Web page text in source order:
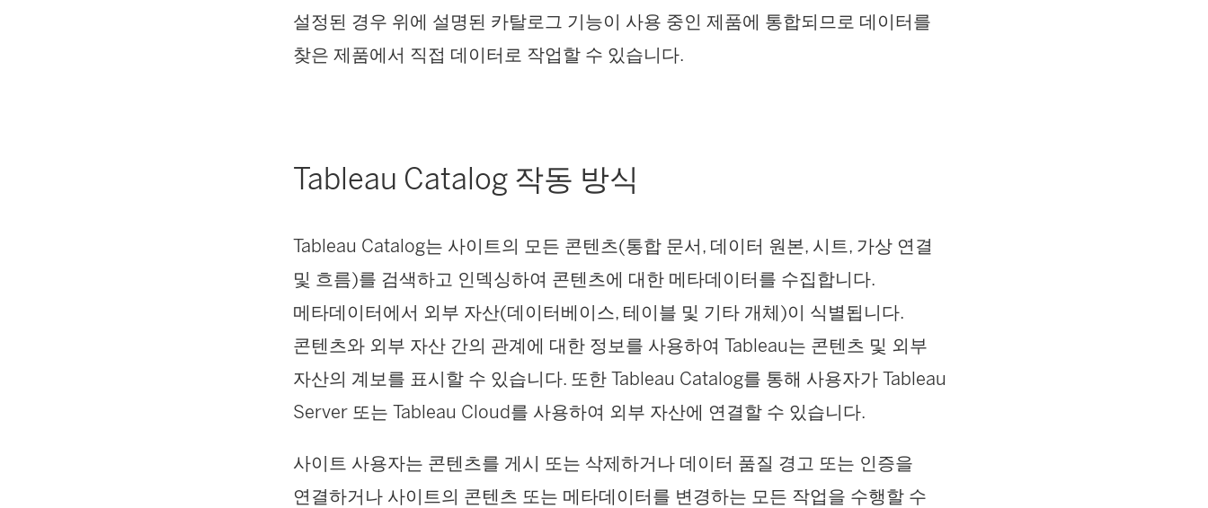
설정된 경우 위에 설명된 카탈로그 기능이 사용 중인 제품에 통합되므로 데이터를
찾은 제품에서 직접 데이터로 작업할 수 있습니다.
Tableau Catalog 작동 방식
Tableau Catalog는 사이트의 모든 콘텐츠(통합 문서, 데이터 원본, 시트, 가상 연결
및 흐름)를 검색하고 인덱싱하여 콘텐츠에 대한 메타데이터를 수집합니다.
메타데이터에서 외부 자산(데이터베이스, 테이블 및 기타 개체)이 식별됩니다.
콘텐츠와 외부 자산 간의 관계에 대한 정보를 사용하여 Tableau는 콘텐츠 및 외부
자산의 계보를 표시할 수 있습니다. 또한 Tableau Catalog를 통해 사용자가 Tableau
Server 또는 Tableau Cloud를 사용하여 외부 자산에 연결할 수 있습니다.
사이트 사용자는 콘텐츠를 게시 또는 삭제하거나 데이터 품질 경고 또는 인증을
연결하거나 사이트의 콘텐츠 또는 메타데이터를 변경하는 모든 작업을 수행할 수